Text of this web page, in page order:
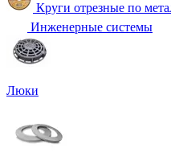
Круги отрезные по
Инженерные системы
Люки